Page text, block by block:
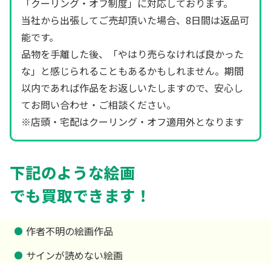
当社から出張してご売却頂いた場合、8日間は返品可
能です。
品物を手離した後、「やはり売らなければ良かった
な」と感じられることもあるかもしれません。期間
以内であれば作品をお返しいたしますので、安心し
てお問い合わせ・ご相談ください。
※店頭・宅配はクーリング・オフ適用外となります
下記のような絵画
でも買取できます！
作者不明の絵画作品
サインが読めない絵画